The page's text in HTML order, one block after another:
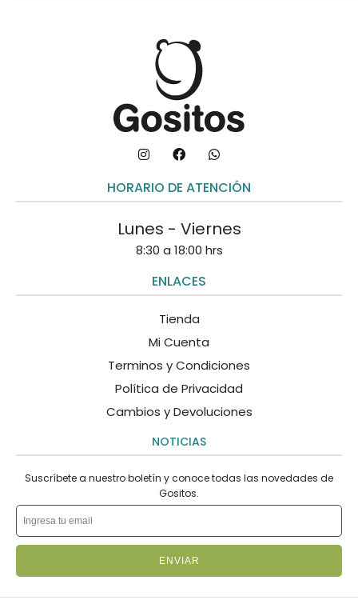
HORARIO DE ATENCIÓN
Lunes - Viernes
8:30 a 18:00 hrs
ENLACES
Tienda
Mi Cuenta
Terminos y Condiciones
Política de Privacidad
Cambios y Devoluciones
NOTICIAS
Suscríbete a nuestro boletín y conoce todas las novedades de
Gositos.
ENVIAR